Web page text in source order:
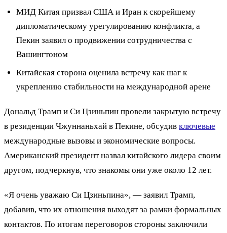
МИД Китая призвал США и Иран к скорейшему
дипломатическому урегулированию конфликта, а
Пекин заявил о продвижении сотрудничества с
Вашингтоном
Китайская сторона оценила встречу как шаг к
укреплению стабильности на международной арене
Дональд Трамп и Си Цзиньпин провели закрытую встречу
в резиденции Чжуннаньхай в Пекине, обсудив ключевые
международные вызовы и экономические вопросы.
Американский президент назвал китайского лидера своим
другом, подчеркнув, что знакомы они уже около 12 лет.
«Я очень уважаю Си Цзиньпина», — заявил Трамп,
добавив, что их отношения выходят за рамки формальных
контактов. По итогам переговоров стороны заключили